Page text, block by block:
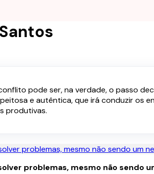
pode ser, na verdade, o passo
e autêntica, que irá conduzir os
produtivas.
problemas, mesmo não sendo